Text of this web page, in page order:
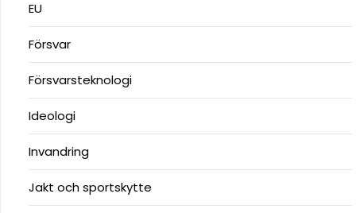
EU
Försvar
Försvarsteknologi
Ideologi
Invandring
Jakt och sportskytte